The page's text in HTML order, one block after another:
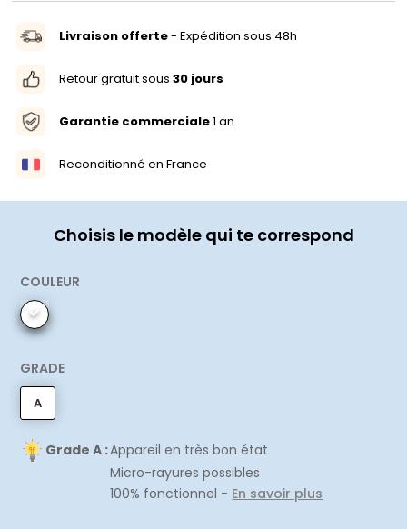
Livraison offerte- Expédition sous 48h
Retour gratuit sous 30 jours
Garantie commerciale1 an
Reconditionné en France
Choisis le modèle qui te correspond
COULEUR
GRADE
A
Grade A :Appareil en très bon état
Micro-rayures possibles
100% fonctionnel - En savoir plus